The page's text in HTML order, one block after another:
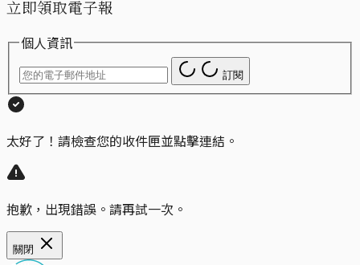
立即領取電子報
個人資訊
訂閱
太好了！請檢查您的收件匣並點擊連結。
抱歉，出現錯誤。請再試一次。
關閉